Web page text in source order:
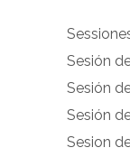
en
Facebook
en
Instagram
Sesión
Sesión
Sesión
Sesion